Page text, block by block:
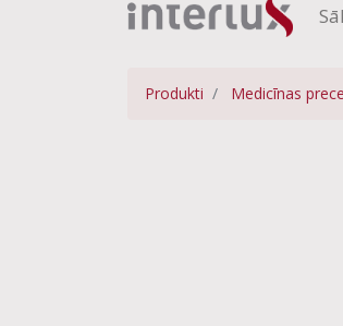
Produkti Medicīnas